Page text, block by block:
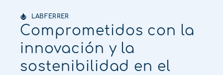
LABFERRER
Comprometidos con la
innovación y la
sostenibilidad en el